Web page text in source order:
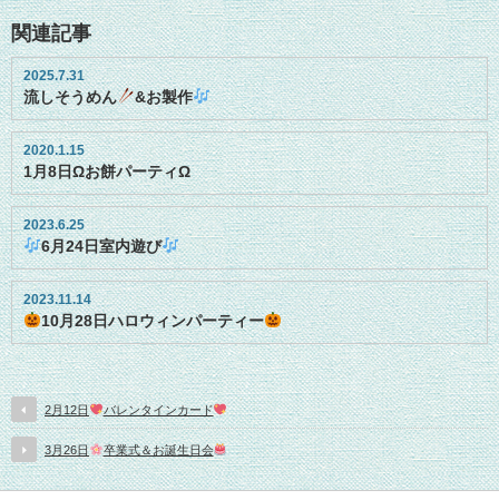
関連記事
2025.7.31
流しそうめん &お製作
2020.1.15
1月8日Ωお餅パーティΩ
2023.6.25
6月24日室内遊び
2023.11.14
10月28日ハロウィンパーティー
2月12日 バレンタインカード
3月26日 卒業式＆お誕生日会